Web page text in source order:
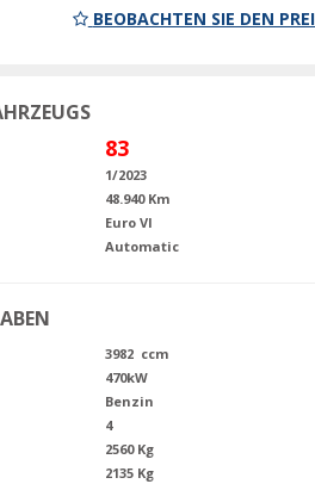
BEOBACHTEN SIE DEN
83
1/2023
48.940 Km
Euro VI
Automatic
3982 ccm
470kW
Benzin
4
2560 Kg
2135 Kg